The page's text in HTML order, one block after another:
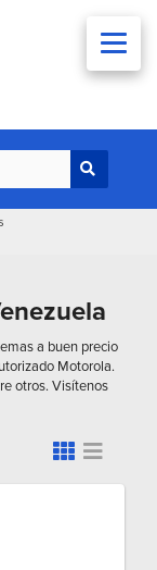
a buen precio
Motorola.
otros. Visítenos